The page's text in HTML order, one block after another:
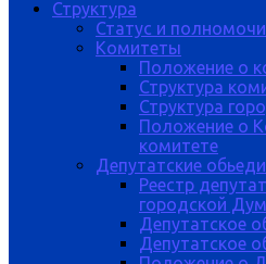
Структура
Статус и
Комитеты
Положение о
Структура
Структура
Положение о
комитете
Депутатские
Реестр
городской
Депутатское
Депутатское